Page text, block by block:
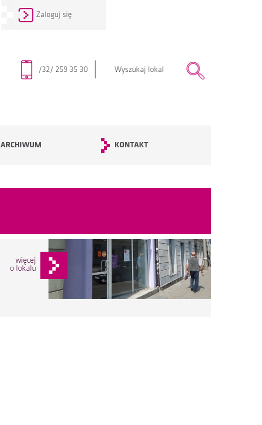
Zaloguj się
/32/ 259 35 30
ARCHIWUM KONTAKT
więcej
o lokalu